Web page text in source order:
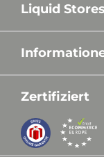
Liquid Stores
Zertifiziert